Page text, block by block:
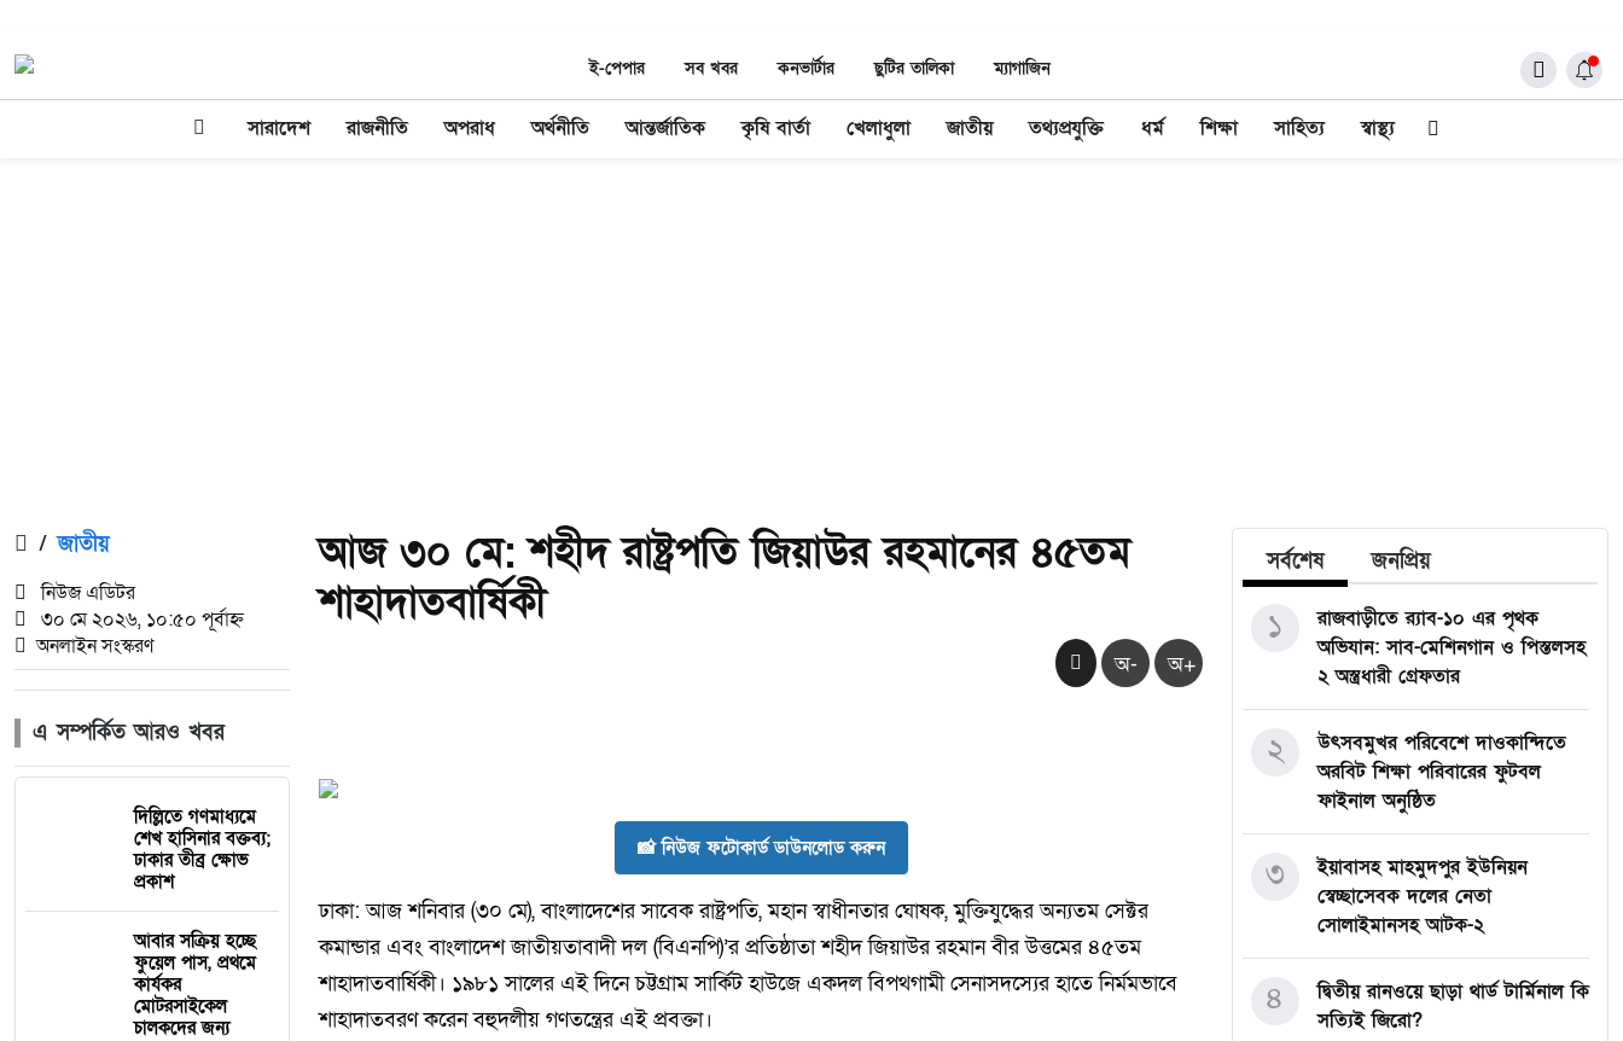
ই-পেপার সব খবর কনভার্টার ছুটির তালিকা ম্যাগাজিন
সারাদেশ রাজনীতি অপরাধ অর্থনীতি আন্তর্জাতিক কৃষি বার্তা খেলাধুলা জাতীয় তথ্যপ্রযুক্তি ধর্ম শিক্ষা সাহিত্য স্বাস্থ্য
/ জাতীয়
নিউজ এডিটর
৩০ মে ২০২৬, ১০:৫০ পূর্বাহ্ন
অনলাইন সংস্করণ
এ সম্পর্কিত আরও খবর
দিল্লিতে গণমাধ্যমে
শেখ হাসিনার বক্তব্য;
ঢাকার তীব্র ক্ষোভ
প্রকাশ
আবার সক্রিয় হচ্ছে
ফুয়েল পাস, প্রথমে
কার্যকর
মোটরসাইকেল
চালকদের জন্য
আজ ৩০ মে: শহীদ রাষ্ট্রপতি জিয়াউর রহমানের ৪৫তম
শাহাদাতবার্ষিকী
অ- অ+
📸 নিউজ ফটোকার্ড ডাউনলোড করুন
ঢাকা: আজ শনিবার (৩০ মে), বাংলাদেশের সাবেক রাষ্ট্রপতি, মহান স্বাধীনতার ঘোষক, মুক্তিযুদ্ধের অন্যতম সেক্টর
কমান্ডার এবং বাংলাদেশ জাতীয়তাবাদী দল (বিএনপি)’র প্রতিষ্ঠাতা শহীদ জিয়াউর রহমান বীর উত্তমের ৪৫তম
শাহাদাতবার্ষিকী। ১৯৮১ সালের এই দিনে চট্টগ্রাম সার্কিট হাউজে একদল বিপথগামী সেনাসদস্যের হাতে নির্মমভাবে
শাহাদাতবরণ করেন বহুদলীয় গণতন্ত্রের এই প্রবক্তা।
সর্বশেষ জনপ্রিয়
রাজবাড়ীতে র‍্যাব-১০ এর পৃথক
অভিযান: সাব-মেশিনগান ও পিস্তলসহ
২ অস্ত্রধারী গ্রেফতার
১
উৎসবমুখর পরিবেশে দাওকান্দিতে
অরবিট শিক্ষা পরিবারের ফুটবল
ফাইনাল অনুষ্ঠিত
২
ইয়াবাসহ মাহমুদপুর ইউনিয়ন
স্বেচ্ছাসেবক দলের নেতা
সোলাইমানসহ আটক-২
৩
দ্বিতীয় রানওয়ে ছাড়া থার্ড টার্মিনাল কি
সত্যিই জিরো?
৪